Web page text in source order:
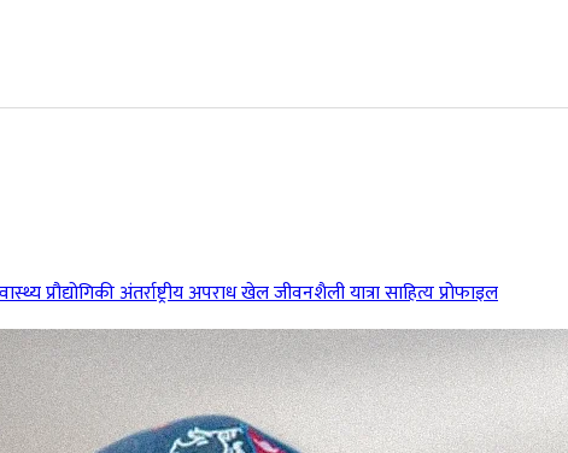
प्रौद्योगिकीअंतर्राष्ट्रीयअपराधखेलजीवनशैलीयात्रासाहित्यप्रोफाइल